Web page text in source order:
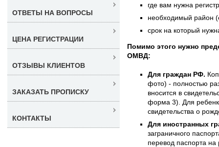
где вам нужна
необходимый район
срок на который
Помимо этого нужно
ОМВД:
Для граждан РФ.
фото) - полностью
вносится в
форма 3). Для
свидетельства о
Для иностранных
заграничного
перевод паспорта на
ОТВЕТЫ НА ВОПРОСЫ
ЦЕНА РЕГИСТРАЦИИ
ОТЗЫВЫ КЛИЕНТОВ
ЗАКАЗАТЬ ПРОПИСКУ
КОНТАКТЫ